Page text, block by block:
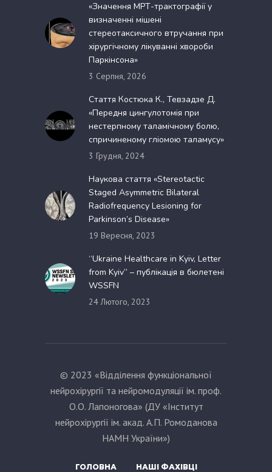
«Значення МРТ-трактографії у
визначенні мішені
стереотаксичного втручання при
хірургічному лікуванні хвороби
Паркінсона»
3 Серпня, 2026
Стаття Костюка К., Тевзадзе Д.
«Передня цингулотомія при
нестерпному таламічному болю,
спричиненому гліомою таламусу»
3 Грудня, 2024
Наукова стаття «Stereotactic
Staged Asymmetric Bilateral
Radiofrequency Lesioning for
Parkinson’s Disease»
19 Вересня, 2023
“Ukraine Healthcare in Kyiv, Letter
from Kyiv” – публікація в бюлетені
WSSFN
24 Лютого, 2023
© 2023 «Відділення функціональної
нейрохірургії та нейромодуляції ім. проф.
О.О. Лапоногова» (ДУ «Інститут
нейрохірургії ім. акад. А.П. Ромоданова
НАМН України»)
ГОЛОВНА НАШІ ФАХІВЦІ